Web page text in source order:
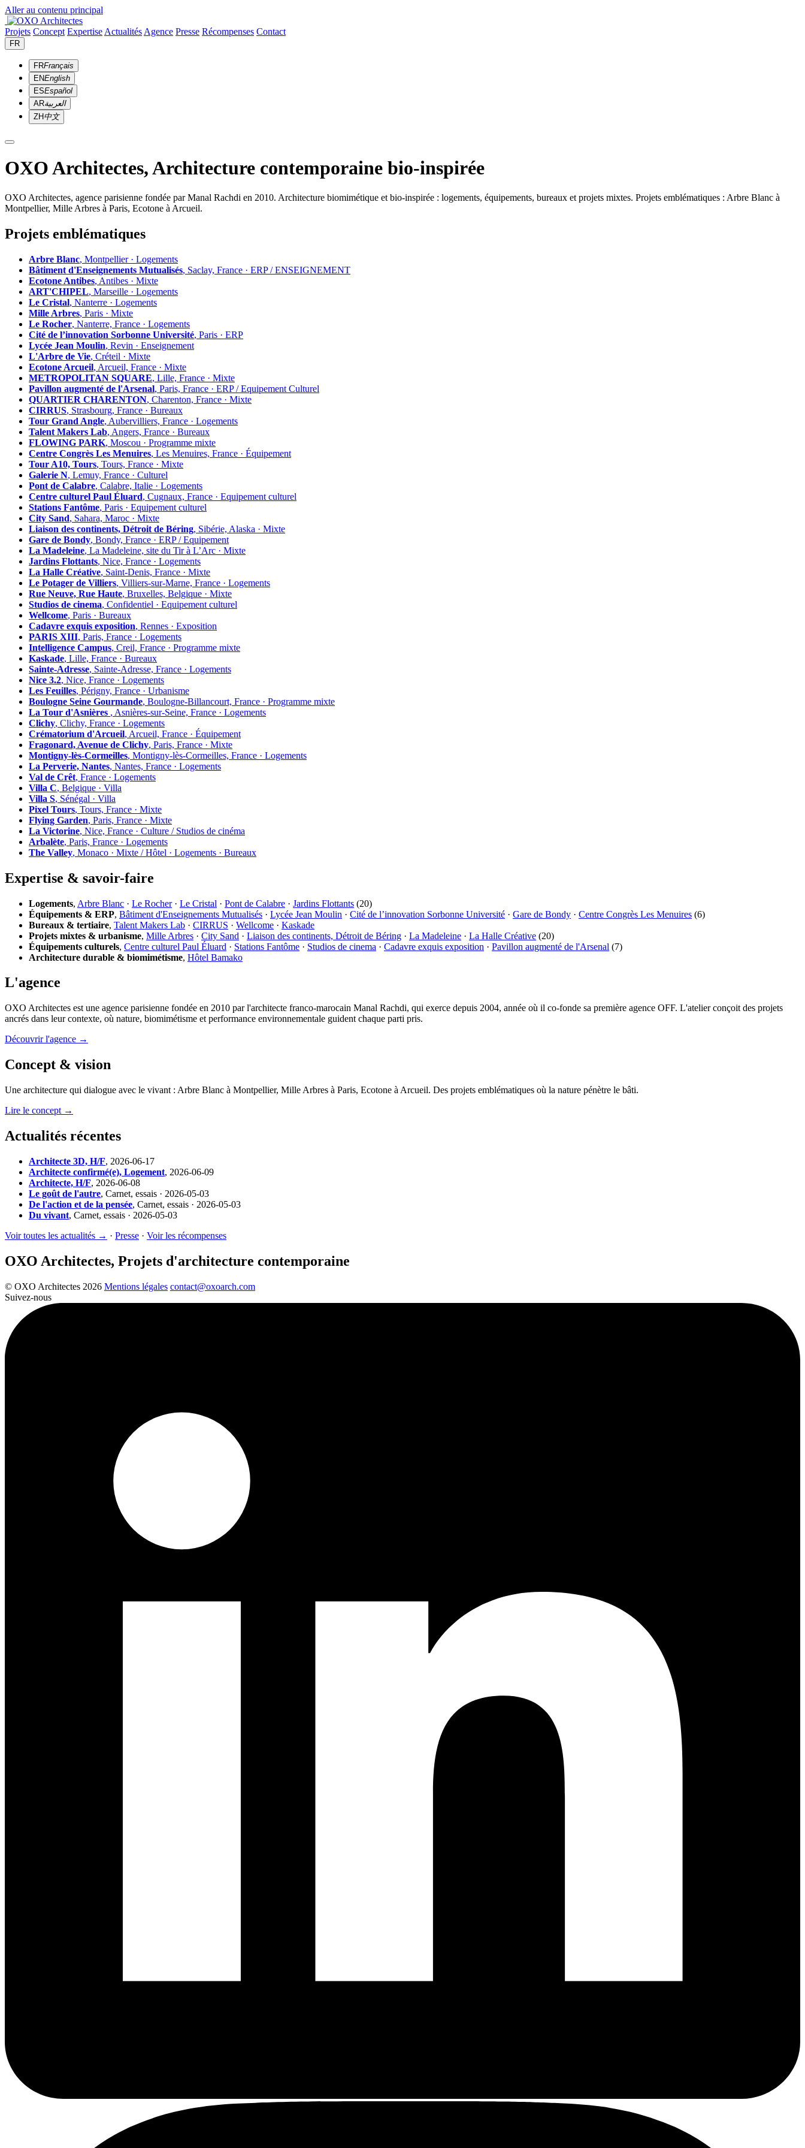
Aller au contenu principal
Projets Concept Expertise Actualités Agence Presse Récompenses Contact
FR
FRFrançais
ENEnglish
ESEspañol
ARالعربية
ZH中文
OXO Architectes, Architecture contemporaine bio-inspirée
OXO Architectes, agence parisienne fondée par Manal Rachdi en 2010. Architecture biomimétique et bio-inspirée : logements, équipements, bureaux et projets mixtes. Projets emblématiques : Arbre Blanc à
Montpellier, Mille Arbres à Paris, Ecotone à Arcueil.
Projets emblématiques
Arbre Blanc, Montpellier · Logements
Bâtiment d'Enseignements Mutualisés, Saclay, France · ERP / ENSEIGNEMENT
Ecotone Antibes, Antibes · Mixte
ART'CHIPEL, Marseille · Logements
Le Cristal, Nanterre · Logements
Mille Arbres, Paris · Mixte
Le Rocher, Nanterre, France · Logements
Cité de l’innovation Sorbonne Université, Paris · ERP
Lycée Jean Moulin, Revin · Enseignement
L'Arbre de Vie, Créteil · Mixte
Ecotone Arcueil, Arcueil, France · Mixte
METROPOLITAN SQUARE, Lille, France · Mixte
Pavillon augmenté de l'Arsenal, Paris, France · ERP / Equipement Culturel
QUARTIER CHARENTON, Charenton, France · Mixte
CIRRUS, Strasbourg, France · Bureaux
Tour Grand Angle, Aubervilliers, France · Logements
Talent Makers Lab, Angers, France · Bureaux
FLOWING PARK, Moscou · Programme mixte
Centre Congrès Les Menuires, Les Menuires, France · Équipement
Tour A10, Tours, Tours, France · Mixte
Galerie N, Lemuy, France · Culturel
Pont de Calabre, Calabre, Italie · Logements
Centre culturel Paul Éluard, Cugnaux, France · Equipement culturel
Stations Fantôme, Paris · Equipement culturel
City Sand, Sahara, Maroc · Mixte
Liaison des continents, Détroit de Béring, Sibérie, Alaska · Mixte
Gare de Bondy, Bondy, France · ERP / Equipement
La Madeleine, La Madeleine, site du Tir à L’Arc · Mixte
Jardins Flottants, Nice, France · Logements
La Halle Créative, Saint-Denis, France · Mixte
Le Potager de Villiers, Villiers-sur-Marne, France · Logements
Rue Neuve, Rue Haute, Bruxelles, Belgique · Mixte
Studios de cinema, Confidentiel · Equipement culturel
Wellcome, Paris · Bureaux
Cadavre exquis exposition, Rennes · Exposition
PARIS XIII, Paris, France · Logements
Intelligence Campus, Creil, France · Programme mixte
Kaskade, Lille, France · Bureaux
Sainte-Adresse, Sainte-Adresse, France · Logements
Nice 3.2, Nice, France · Logements
Les Feuilles, Périgny, France · Urbanisme
Boulogne Seine Gourmande, Boulogne-Billancourt, France · Programme mixte
La Tour d'Asnières , Asnières-sur-Seine, France · Logements
Clichy, Clichy, France · Logements
Crématorium d'Arcueil, Arcueil, France · Équipement
Fragonard, Avenue de Clichy, Paris, France · Mixte
Montigny-lès-Cormeilles, Montigny-lès-Cormeilles, France · Logements
La Perverie, Nantes, Nantes, France · Logements
Val de Crêt, France · Logements
Villa C, Belgique · Villa
Villa S, Sénégal · Villa
Pixel Tours, Tours, France · Mixte
Flying Garden, Paris, France · Mixte
La Victorine, Nice, France · Culture / Studios de cinéma
Arbalète, Paris, France · Logements
The Valley, Monaco · Mixte / Hôtel · Logements · Bureaux
Expertise & savoir-faire
Logements, Arbre Blanc · Le Rocher· Le Cristal · Pont de Calabre · Jardins Flottants (20)
Équipements & ERP, Bâtiment d'Enseignements Mutualisés · Lycée Jean Moulin · Cité de l’innovation Sorbonne Université · Gare de Bondy · Centre Congrès Les Menuires (6)
Bureaux & tertiaire, Talent Makers Lab · CIRRUS · Wellcome · Kaskade
Projets mixtes & urbanisme, Mille Arbres · City Sand · Liaison des continents, Détroit de Béring · La Madeleine · La Halle Créative (20)
Équipements culturels, Centre culturel Paul Éluard · Stations Fantôme · Studios de cinema · Cadavre exquis exposition · Pavillon augmenté de l'Arsenal (7)
Architecture durable & biomimétisme, Hôtel Bamako
L'agence
OXO Architectes est une agence parisienne fondée en 2010 par l'architecte franco-marocain Manal Rachdi, qui exerce depuis 2004, année où il co-fonde sa première agence OFF. L'atelier conçoit des projets
ancrés dans leur contexte, où nature, biomimétisme et performance environnementale guident chaque parti pris.
Découvrir l'agence →
Concept & vision
Une architecture qui dialogue avec le vivant : Arbre Blanc à Montpellier, Mille Arbres à Paris, Ecotone à Arcueil. Des projets emblématiques où la nature pénètre le bâti.
Lire le concept →
Actualités récentes
Architecte 3D, H/F, 2026-06-17
Architecte confirmé(e), Logement, 2026-06-09
Architecte, H/F, 2026-06-08
Le goût de l'autre, Carnet, essais · 2026-05-03
De l'action et de la pensée, Carnet, essais · 2026-05-03
Du vivant, Carnet, essais · 2026-05-03
Voir toutes les actualités → · Presse · Voir les récompenses
OXO Architectes, Projets d'architecture contemporaine
© OXO Architectes 2026 Mentions légales contact@oxoarch.com
Suivez-nous